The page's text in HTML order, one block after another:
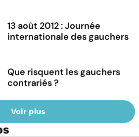
13 août 2012 : Journée
internationale des gauchers
Que risquent les gauchers
contrariés ?
Voir plus